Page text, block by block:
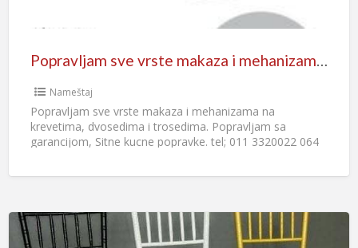
Popravljam sve vrste makaza i mehanizama na krevetima, dvosedima i trosedima
Nameštaj
Popravljam sve vrste makaza i mehanizama na
krevetima, dvosedima i trosedima. Popravljam sa
garancijom, Sitne kucne popravke. tel; 011 3320022 064